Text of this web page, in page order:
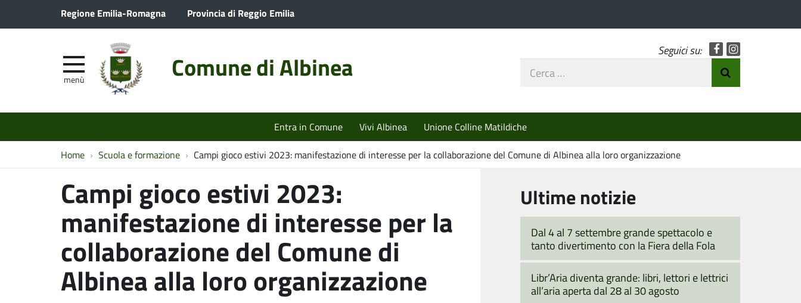
Regione Emilia-Romagna Provincia di Reggio Emilia
Comune di Albinea
menù
Seguici su: Facebook
Cerca
Entra in Comune Vivi Albinea Unione Colline Matildiche
Home Scuola e formazione Campi gioco estivi 2023: manifestazione di interesse per la collaborazione del Comune di Albinea alla loro organizzazione
Campi gioco estivi 2023:
manifestazione di interesse per la
collaborazione del Comune di
Albinea alla loro organizzazione
Ultime notizie
Dal 4 al 7 settembre grande spettacolo e
tanto divertimento con la Fiera della Fola
Libr’Aria diventa grande: libri, lettori e lettrici
all’aria aperta dal 28 al 30 agosto